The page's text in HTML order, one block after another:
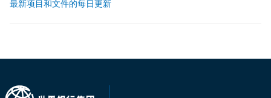
最新项目和文件的每日更新